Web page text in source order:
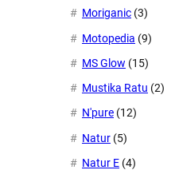
Moriganic (3)
Motopedia (9)
MS Glow (15)
Mustika Ratu (2)
N'pure (12)
Natur (5)
Natur E (4)